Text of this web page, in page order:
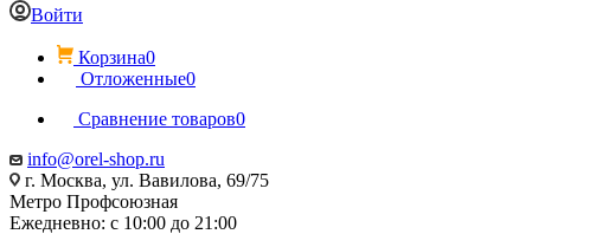
Войти
Корзина0
Отложенные0
Сравнение товаров0
info@orel-shop.ru
г. Москва, ул. Вавилова, 69/75
Метро Профсоюзная
Ежедневно: с 10:00 до 21:00